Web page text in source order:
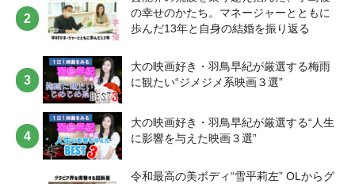
2000年8月7日生まれ、東京都出身。 俳優。9月29日(木）初回放送スタ
ートのABEMA『主役の椅子はオレの椅子 シーズン2』に出演。趣味は
映画鑑賞と古着屋巡り。 【TikTok「ながの社長」】
https://www.tiktok.com/@lincronova/video/7129305579268377858 [ふき
だし icon="https://platinum-times.com/wp-content/uploads/2022/09/スク
リーンショット-2022-09-26-15.19.05.jpg" align="left" name="高橋聖那"
col_border="#88C1F2" col="#cee0f0" type="thinking" border="on"
icon_shape="circle"]僕が最近空いた時間に観ているのは「ながの社
長」です！TikTokやYouTube Shortsなど短い時間で、ながの社長さん
の部下が料理を作って社長に食べてもらう動画なのですが、すごく笑
顔で美味しそうに食べるのをみて、よく1人でニコニコしてしまいます
（笑） 僕自身よく料理をするので、メニューを真似したり、ちょっと
の幸せのかたち。マネージャーとともに
歩んだ13年と自身の結婚を振り返る
大の映画好き・羽鳥早紀が厳選する梅雨
に観たい“ジメジメ系映画３選”
大の映画好き・羽鳥早紀が厳選する“人生
に影響を与えた映画３選”
令和最高の美ボディ“雪平莉左” OLからグ